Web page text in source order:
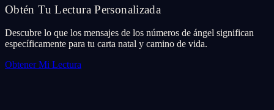
Obtén Tu Lectura Personalizada
Descubre lo que los mensajes de los números de ángel significan
específicamente para tu carta natal y camino de vida.
Obtener Mi Lectura